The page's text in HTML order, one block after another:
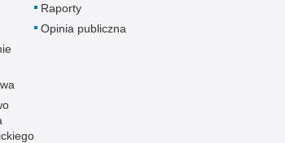
Raporty
Opinia publiczna